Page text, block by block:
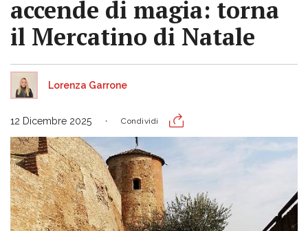
accende di magia: torna
il Mercatino di Natale
Lorenza Garrone
12 Dicembre 2025 Condividi